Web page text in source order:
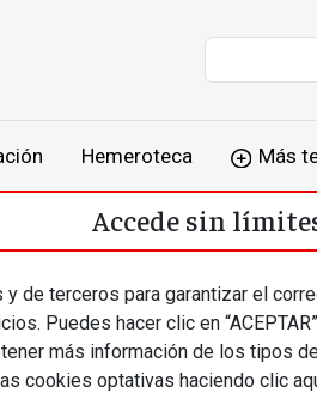
Hemeroteca Más
de terceros para garantizar el
Puedes hacer clic en
más información de los
cookies optativas haciendo clic
Accede sin